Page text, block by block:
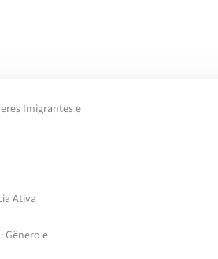
Imigrantes e
Ativa
Gênero e